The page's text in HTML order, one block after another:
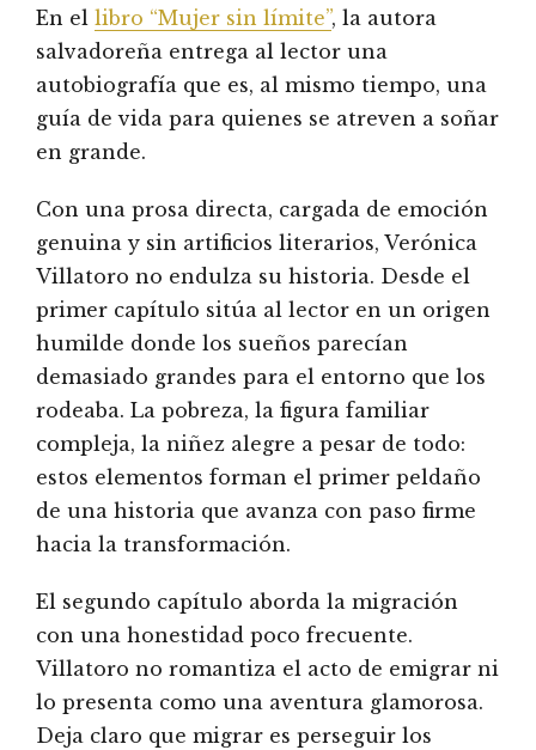
En el libro “Mujer sin límite”, la autora
salvadoreña entrega al lector una
autobiografía que es, al mismo tiempo, una
guía de vida para quienes se atreven a soñar
en grande.
Con una prosa directa, cargada de emoción
genuina y sin artificios literarios, Verónica
Villatoro no endulza su historia. Desde el
primer capítulo sitúa al lector en un origen
humilde donde los sueños parecían
demasiado grandes para el entorno que los
rodeaba. La pobreza, la figura familiar
compleja, la niñez alegre a pesar de todo:
estos elementos forman el primer peldaño
de una historia que avanza con paso firme
hacia la transformación.
El segundo capítulo aborda la migración
con una honestidad poco frecuente.
Villatoro no romantiza el acto de emigrar ni
lo presenta como una aventura glamorosa.
Deja claro que migrar es perseguir los